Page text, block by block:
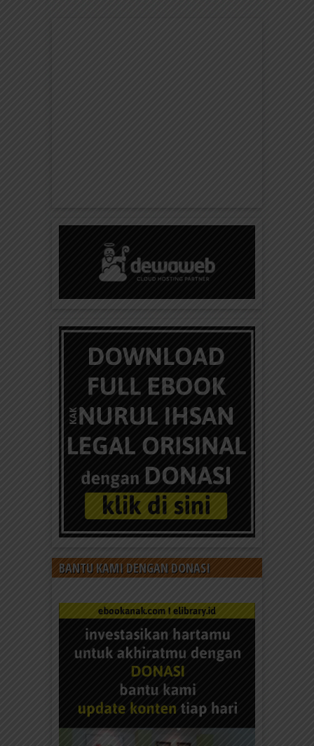
BANTU KAMI DENGAN DONASI